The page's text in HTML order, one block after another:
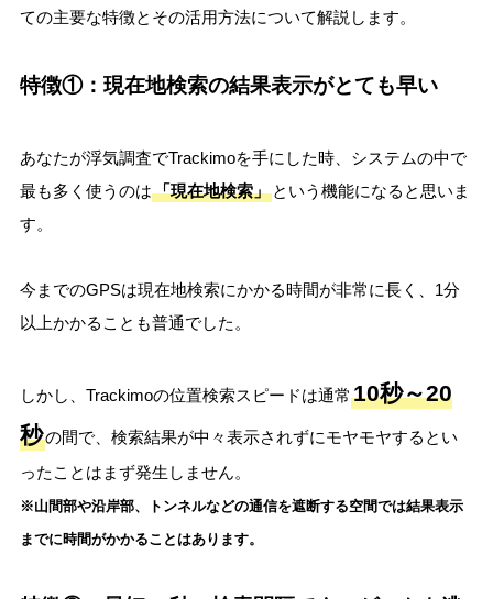
ての主要な特徴とその活用方法について解説します。
特徴①：現在地検索の結果表示がとても早い
あなたが浮気調査でTrackimoを手にした時、システムの中で
最も多く使うのは「現在地検索」という機能になると思いま
す。
今までのGPSは現在地検索にかかる時間が非常に長く、1分
以上かかることも普通でした。
しかし、Trackimoの位置検索スピードは通常 10秒～20
秒の間で、検索結果が中々表示されずにモヤモヤするとい
ったことはまず発生しません。
※山間部や沿岸部、トンネルなどの通信を遮断する空間では結果表示
までに時間がかかることはあります。